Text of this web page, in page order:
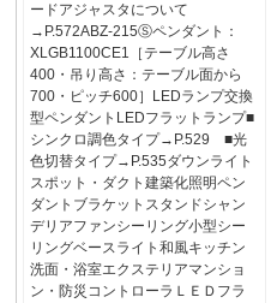
ードアジャスタについて
→P.572ABZ-215Ⓢペンダント：
XLGB1100CE1［テーブル高さ
400・吊り高さ：テーブル面から
700・ピッチ600］LEDランプ交換
型ペンダントLEDフラットランプ■
シンクロ調色タイプ→P.529 ■光
色切替タイプ→P.535ダウンライト
スポット・ダクト建築化照明ペン
ダントブラケットスタンドシャン
デリアファンシーリング小型シー
リングベースライト和風キッチン
洗面・浴室エクステリアマンショ
ン・防災コントローラＬＥＤフラ